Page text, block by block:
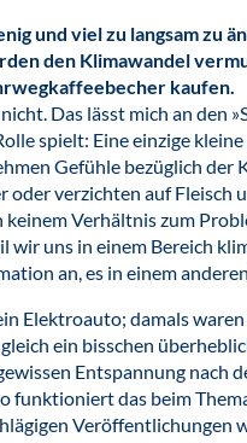
und viel zu langsam zu
den Klimawandel
kaufen.
Das lässt mich an den
spielt: Eine einzige
Gefühle bezüglich der
oder verzichten auf Fleisch
Verhältnis zum
wir uns in einem Bereich
an, es in einem
Elektroauto; damals
ein bisschen
Entspannung nach
funktioniert das beim
Veröffentlichungen